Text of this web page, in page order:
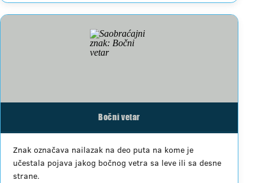
Bočni vetar
Znak označava nailazak na deo puta na kome je
učestala pojava jakog bočnog vetra sa leve ili sa desne
strane.